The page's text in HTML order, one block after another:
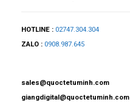
HOTLINE : 02747.304.304
ZALO : 0908.987.645
sales@quoctetuminh.com
giangdigital@quoctetuminh.com